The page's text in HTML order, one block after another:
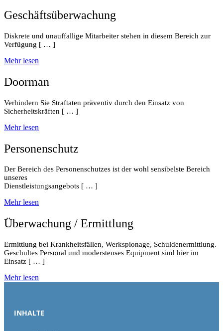
Geschäftsüberwachung
Diskrete und unauffallige Mitarbeiter stehen in diesem Bereich zur
Verfügung [ … ]
Mehr lesen
Doorman
Verhindern Sie Straftaten präventiv durch den Einsatz von
Sicherheitskräften [ … ]
Mehr lesen
Personenschutz
Der Bereich des Personenschutzes ist der wohl sensibelste Bereich
unseres
Dienstleistungsangebots [ … ]
Mehr lesen
Überwachung / Ermittlung
Ermittlung bei Krankheitsfällen, Werkspionage, Schuldenermittlung.
Geschultes Personal und moderstenses Equipment sind hier im
Einsatz [ … ]
Mehr lesen
INHALTE